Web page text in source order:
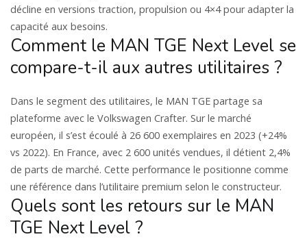
décline en versions traction, propulsion ou 4×4 pour adapter la
capacité aux besoins.
Comment le MAN TGE Next Level se
compare-t-il aux autres utilitaires ?
Dans le segment des utilitaires, le MAN TGE partage sa
plateforme avec le Volkswagen Crafter. Sur le marché
européen, il s’est écoulé à 26 600 exemplaires en 2023 (+24%
vs 2022). En France, avec 2 600 unités vendues, il détient 2,4%
de parts de marché. Cette performance le positionne comme
une référence dans l’utilitaire premium selon le constructeur.
Quels sont les retours sur le MAN
TGE Next Level ?